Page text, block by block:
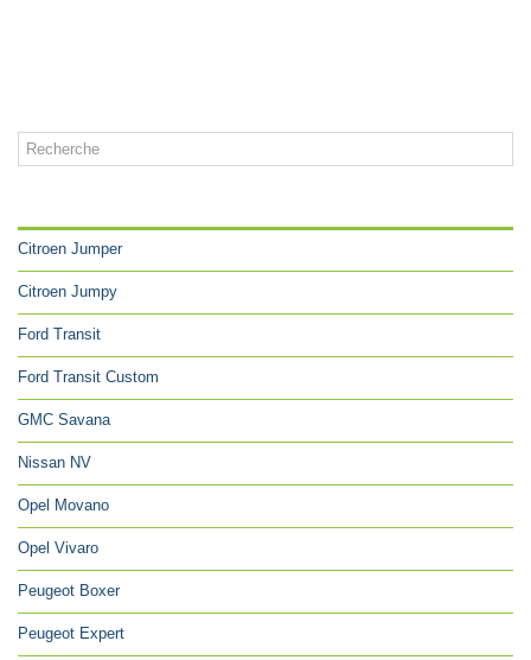
Citroen Jumper
Citroen Jumpy
Ford Transit
Ford Transit Custom
GMC Savana
Nissan NV
Opel Movano
Opel Vivaro
Peugeot Boxer
Peugeot Expert